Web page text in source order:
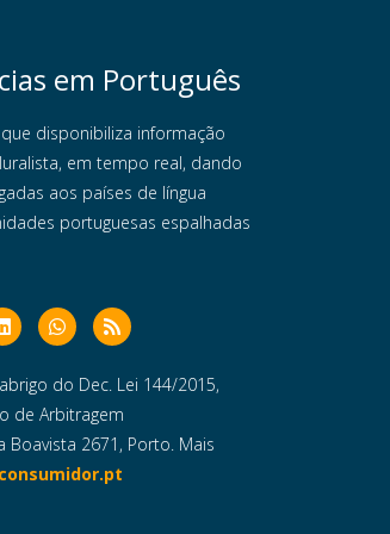
em Português
disponibiliza informação
em tempo real, dando
aos países de língua
portuguesas espalhadas
do Dec. Lei 144/2015,
de Arbitragem
Boavista 2671, Porto. Mais